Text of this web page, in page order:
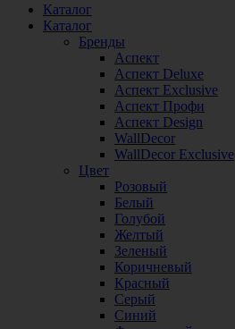
Каталог
Каталог
Бренды
Аспект
Аспект Deluxe
Аспект Exclusive
Аспект Профи
Аспект Design
WallDecor
WallDecor Exclusive
Цвет
Розовый
Белый
Голубой
Желтый
Зеленый
Коричневый
Красный
Серый
Синий